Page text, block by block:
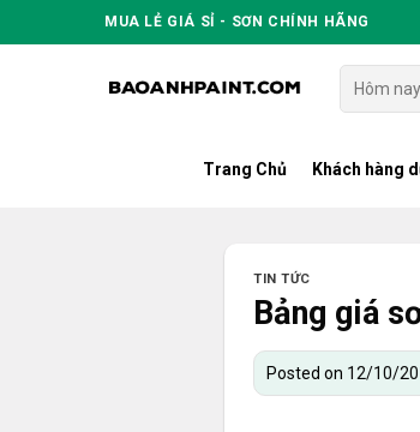
to
MUA LẺ GIÁ SỈ - SƠN CHÍNH HÃNG
Tìm
kiếm:
Trang Chủ Khách hàng
TIN TỨC
Bảng giá
Posted on 12/10/